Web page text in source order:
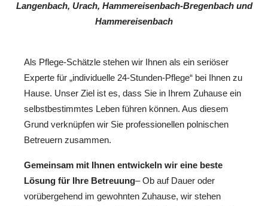
Langenbach, Urach, Hammereisenbach-Bregenbach und
Hammereisenbach
Als Pflege-Schätzle stehen wir Ihnen als ein seriöser
Experte für „individuelle 24-Stunden-Pflege“ bei Ihnen zu
Hause. Unser Ziel ist es, dass Sie in Ihrem Zuhause ein
selbstbestimmtes Leben führen können. Aus diesem
Grund verknüpfen wir Sie professionellen polnischen
Betreuern zusammen.
Gemeinsam mit Ihnen entwickeln wir eine beste
Lösung für Ihre Betreuung– Ob auf Dauer oder
vorübergehend im gewohnten Zuhause, wir stehen